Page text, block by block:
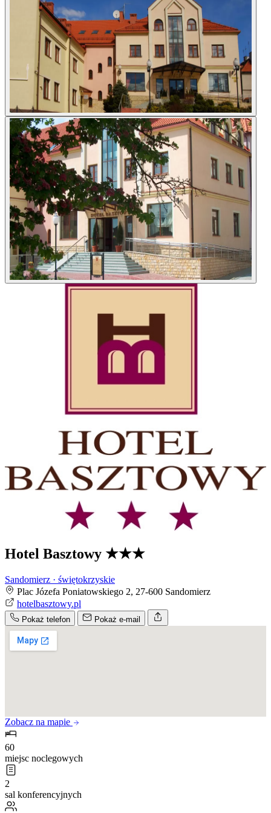
Hotel Basztowy ★★★
Sandomierz · świętokrzyskie
Plac Józefa Poniatowskiego 2, 27-600 Sandomierz
hotelbasztowy.pl
Pokaż telefon Pokaż e-mail
Zobacz na mapie
60
miejsc noclegowych
2
sal konferencyjnych